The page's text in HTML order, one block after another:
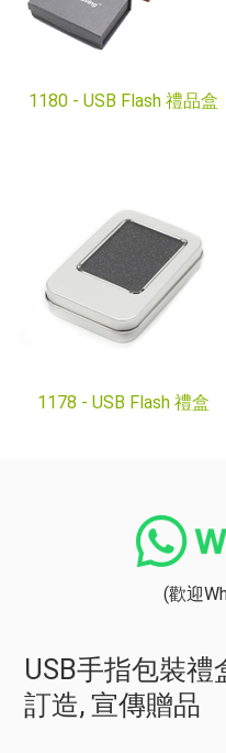
1180 - USB Flash 禮品盒
1178 - USB Flash 禮盒
(歡迎
USB手指包裝禮
訂造, 宣傳贈品